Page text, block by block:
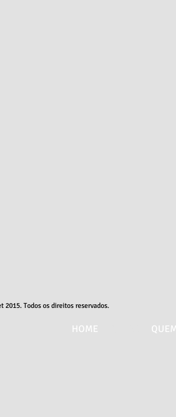
HOME
2015. Todos os direitos reservados.